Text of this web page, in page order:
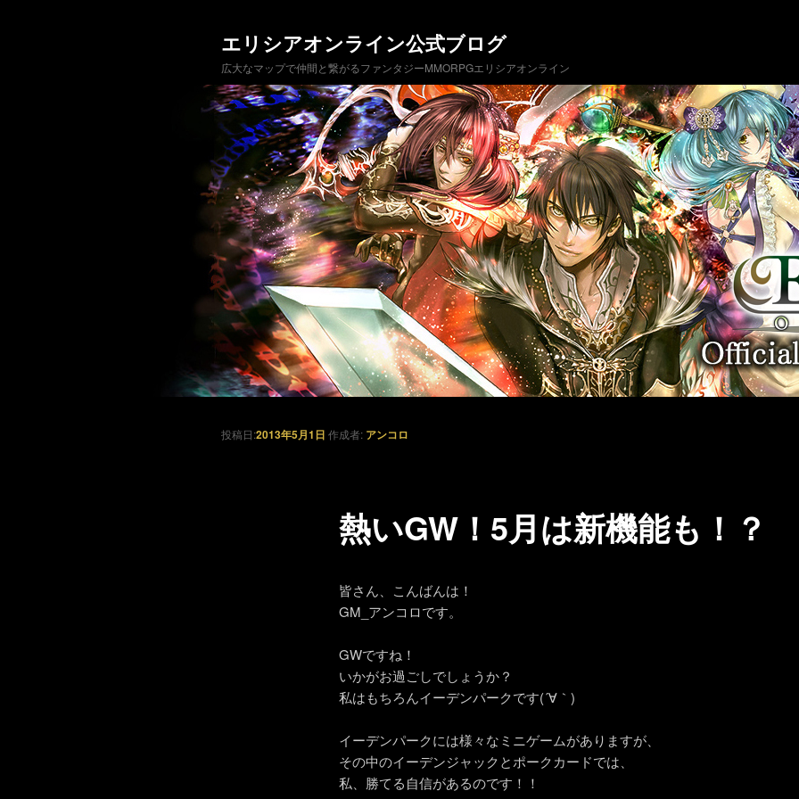
エリシアオンライン公式ブログ
広大なマップで仲間と繋がるファンタジーMMORPGエリシアオンライン
熱いGW！5月は新機能も！？
投稿日:2013年5月1日 作成者: アンコロ
皆さん、こんばんは！
GM_アンコロです。
GWですね！
いかがお過ごしでしょうか？
私はもちろんイーデンパークです(´∀｀)
イーデンパークには様々なミニゲームがありますが、
その中のイーデンジャックとポークカードでは、
私、勝てる自信があるのです！！